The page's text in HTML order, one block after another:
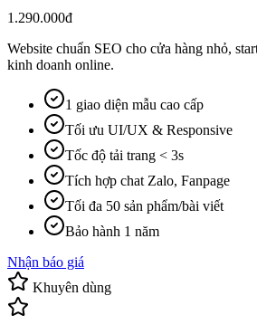
1.290.000đ
Website chuẩn SEO cho cửa hàng nhỏ,
kinh doanh online.
1 giao diện mẫu cao cấp
Tối ưu UI/UX & Responsive
Tốc độ tải trang < 3s
Tích hợp chat Zalo, Fanpage
Tối đa 50 sản phẩm/bài viết
Bảo hành 1 năm
Nhận báo giá
Khuyên dùng